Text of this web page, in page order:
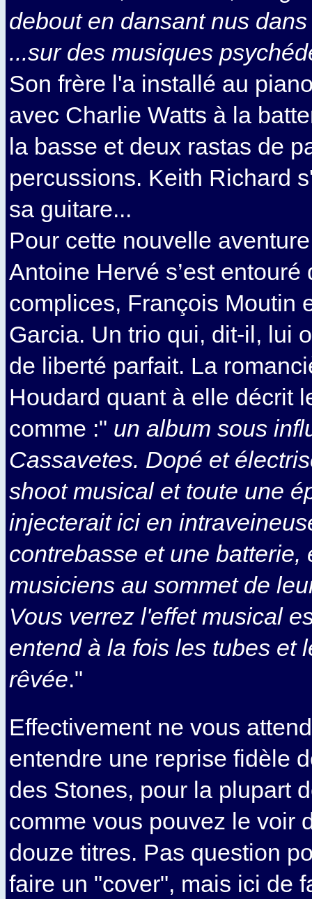
debout en dansant nus
...sur des musiques
Son frère l'a installé au
avec Charlie Watts à la
la basse et deux rastas de
percussions. Keith Richard
sa guitare...
Pour cette nouvelle
Antoine Hervé s’est entouré
complices, François Moutin
Garcia. Un trio qui, dit-il, lui
de liberté parfait. La
Houdard quant à elle décrit
comme :" un album sous
Cassavetes. Dopé et
shoot musical et toute une
injecterait ici en
contrebasse et une batterie,
musiciens au sommet de
Vous verrez l'effet musical
entend à la fois les tubes et
rêvée."
Effectivement ne vous
entendre une reprise fidèle
des Stones, pour la plupart
comme vous pouvez le voir
douze titres. Pas question
faire un "cover", mais ici de